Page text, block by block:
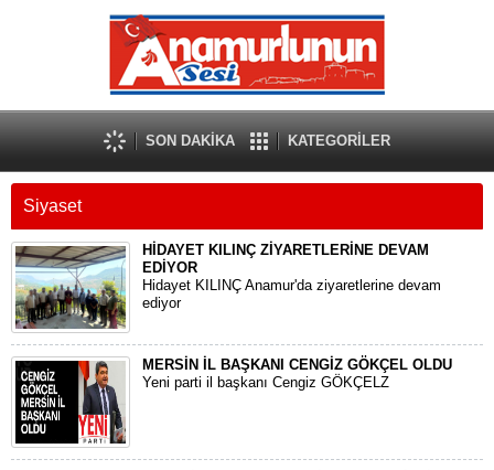
SON DAKİKA KATEGORİLER
Siyaset
HİDAYET KILINÇ ZİYARETLERİNE DEVAM
EDİYOR
Hidayet KILINÇ Anamur'da ziyaretlerine devam
ediyor
MERSİN İL BAŞKANI CENGİZ GÖKÇEL OLDU
Yeni parti il başkanı Cengiz GÖKÇELZ